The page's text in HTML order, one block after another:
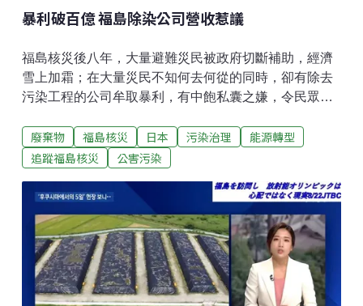
暴利破百億 福島除染公司營收惹議
福島核災後八年，大量避難災民被政府切斷補助，經濟
雪上加霜；在大量災民不知何去何從的同時，卻有除去
污染工程的公司牟取暴利，有中飽私囊之嫌，令民眾議
（簡稱除染）的工作持續進行，至今預算投入達三兆日
圓之譜。日前日本富士新聞網FNN向福島縣政府請求資
的預算，恐怕比帳面低上許多。該除染公司位於福島縣
磐城市，職員約100人。從大型建商清水建設那裡接到
除染及其相關工程，得到巨大的利益。自2014年起的三
年，粗利潤超過142億日圓，相對於營業額，每一年獲
利率都在5成以上。
廢棄物 福島核災 日本 污染治理
能源轉型
追蹤福島核災
公害污染